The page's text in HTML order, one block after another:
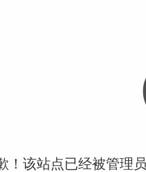
！该站点已经被管理